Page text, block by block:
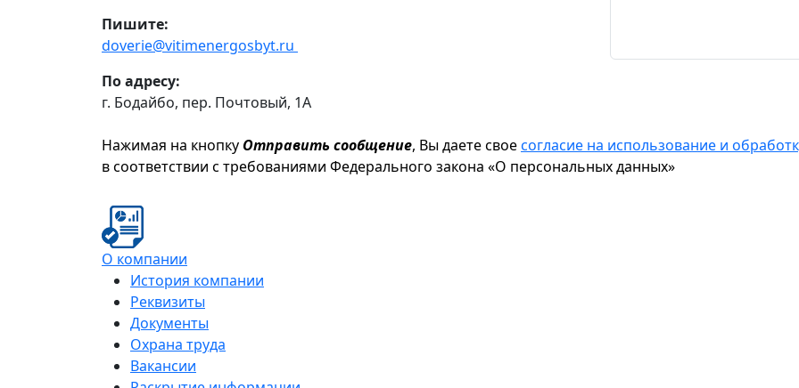
Пишите:
doverie@vitimenergosbyt.ru
По адресу:
г. Бодайбо, пер. Почтовый, 1А
Нажимая на кнопку Отправить сообщение, Вы даете своесогласие на использование и
в соответствии с требованиями Федерального закона «О персональных данных»
О компании
История компании
Реквизиты
Документы
Охрана труда
Вакансии